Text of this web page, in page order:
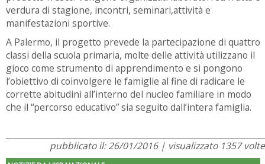
verdura di stagione, incontri, seminari,attività e
manifestazioni sportive.
A Palermo, il progetto prevede la partecipazione di quattro
classi della scuola primaria, molte delle attività utilizzano il
gioco come strumento di apprendimento e si pongono
l’obiettivo di coinvolgere le famiglie al fine di radicare le
corrette abitudini all’interno del nucleo familiare in modo
che il “percorso educativo” sia seguito dall’intera famiglia.
pubblicato il: 26/01/2016 | visualizzato 1357 volte